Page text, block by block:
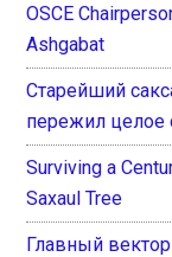
OSCE
Ashgabat
Старейший
пережил целое
Surviving a
Saxaul Tree
Главный